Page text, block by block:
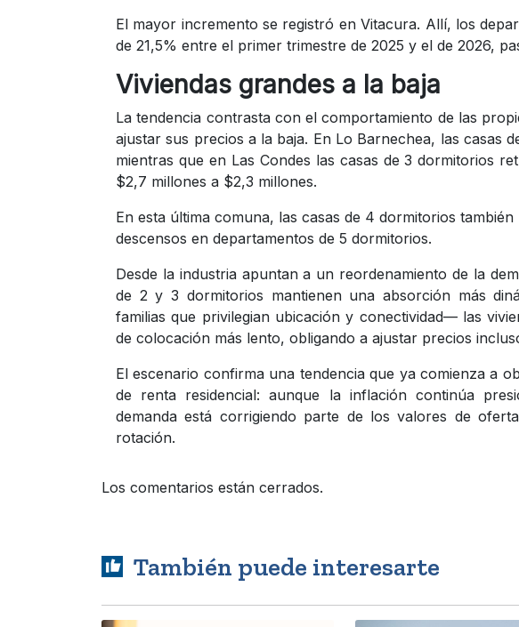
El mayor incremento se registró en Vitacura. Allí, los
de 21,5% entre el primer trimestre de 2025 y el de 2026,
Viviendas grandes a la baja
La tendencia contrasta con el comportamiento de las
ajustar sus precios a la baja. En Lo Barnechea, las casas
mientras que en Las Condes las casas de 3 dormitorios
$2,7 millones a $2,3 millones.
En esta última comuna, las casas de 4 dormitorios
descensos en departamentos de 5 dormitorios.
Desde la industria apuntan a un reordenamiento de la
de 2 y 3 dormitorios mantienen una absorción más
familias que privilegian ubicación y conectividad— las
de colocación más lento, obligando a ajustar precios
El escenario confirma una tendencia que ya comienza a
de renta residencial: aunque la inflación continúa
demanda está corrigiendo parte de los valores de
rotación.
Los comentarios están cerrados.
También puede interesarte